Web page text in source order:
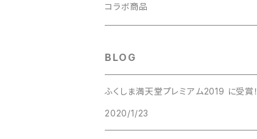
福島ホルモン
コラボ商品
BLOG
ふくしま満天堂プレミアム2019 に受賞！
2020/1/23